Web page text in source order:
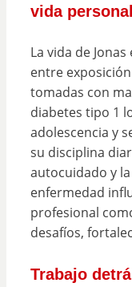
vida personal
La vida de
entre
tomadas con
diabetes tipo 1
adolescencia y
su disciplina
autocuidado y
enfermedad
profesional
desafíos,
Trabajo